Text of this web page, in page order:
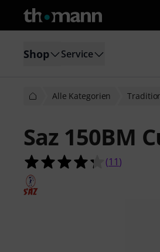
Shop Service
Alle Kategorien
Saz 150BM
4.3 von 5
(11)